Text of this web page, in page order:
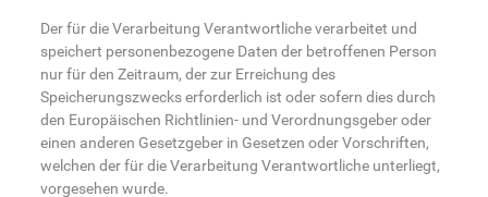
Der für die Verarbeitung Verantwortliche verarbeitet und
speichert personenbezogene Daten der betroffenen Person
nur für den Zeitraum, der zur Erreichung des
Speicherungszwecks erforderlich ist oder sofern dies durch
den Europäischen Richtlinien- und Verordnungsgeber oder
einen anderen Gesetzgeber in Gesetzen oder Vorschriften,
welchen der für die Verarbeitung Verantwortliche unterliegt,
vorgesehen wurde.